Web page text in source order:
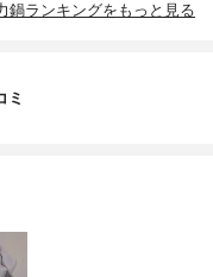
鍋ランキングをもっと見る
ミ